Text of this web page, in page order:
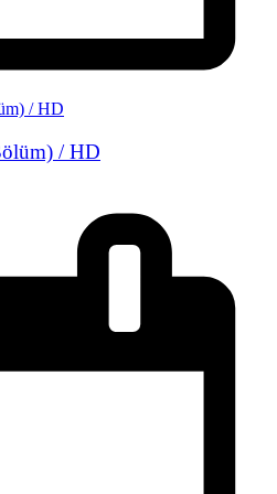
/ HD